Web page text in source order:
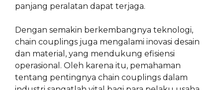
panjang peralatan dapat terjaga.
Dengan semakin berkembangnya teknologi,
chain couplings juga mengalami inovasi desain
dan material, yang mendukung efisiensi
operasional. Oleh karena itu, pemahaman
tentang pentingnya chain couplings dalam